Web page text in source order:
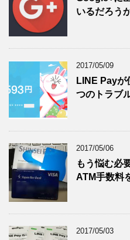
いるだろう
2017/05/09
LINE Payが
つのトラブ
2017/05/06
もう悩む必
ATM手数料
2017/05/03